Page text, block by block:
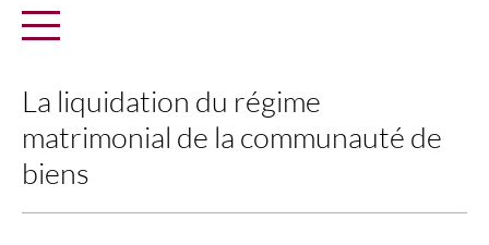
La liquidation du régime
matrimonial de la communauté de
biens